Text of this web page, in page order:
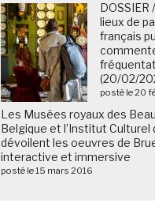
lieux de
français
(20/02/
posté le 20
Les Musées royaux des
Belgique et l’Institut Culturel
dévoilent les oeuvres de
interactive et immersive
posté le 15 mars 2016